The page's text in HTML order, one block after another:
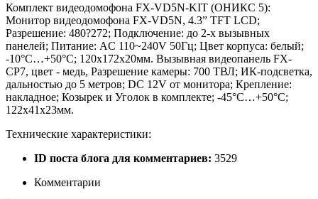
Комплект видеодомофона FX-VD5N-KIT (ОНИКС 5):
Монитор видеодомофона FX-VD5N, 4.3” TFT LCD;
Разрешение: 480?272; Подключение: до 2-х вызывных
панелей; Питание: AC 110~240V 50Гц; Цвет корпуса: белый;
-10°С…+50°С; 120х172х20мм. Вызывная видеопанель FX-
CP7, цвет - медь, Разрешение камеры: 700 ТВЛ; ИК-подсветка,
дальностью до 5 метров; DC 12V от монитора; Крепление:
накладное; Козырек и Уголок в комплекте; -45°С…+50°С;
122x41x23мм.
Технические характеристики:
ID поста блога для комментариев: 3529
Комментарии